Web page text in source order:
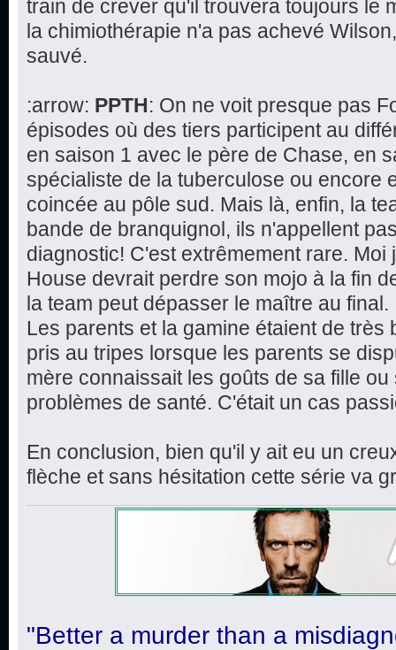
train de crever qu'il trouvera toujours le
la chimiothérapie n'a pas achevé
sauvé.
:arrow: PPTH: On ne voit presque pas
épisodes où des tiers participent au
en saison 1 avec le père de Chase, en
spécialiste de la tuberculose ou encore
coincée au pôle sud. Mais là, enfin, la
bande de branquignol, ils n'appellent
diagnostic! C'est extrêmement rare. Moi
House devrait perdre son mojo à la fin
la team peut dépasser le maître au final.
Les parents et la gamine étaient de très
pris au tripes lorsque les parents se
mère connaissait les goûts de sa fille
problèmes de santé. C'était un cas
En conclusion, bien qu'il y ait eu un
flèche et sans hésitation cette série va
"Better a murder than a